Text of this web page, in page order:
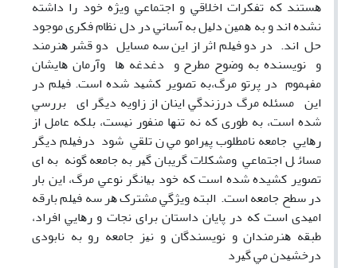
ﻫﺴﺘﻨﺪ ﻛﻪ ﺗﻔﻜﺮات اﺧﻼﻗﻲ و اﺟﺘﻤﺎﻋﻲ وﻳﮋه ﺧﻮد را داﺷﺘﻪ
ﻧﺸﺪه اﻧﺪ و ﺑﻪ ﻫﻤﻴﻦ دﻟﻴﻞ ﺑﻪ آﺳﺎﻧﻲ در دل ﻧﻈﺎم ﻓﻜﺮی ﻣﻮﺟﻮد
ﺣﻞ اﻧﺪ. در دو ﻓﻴﻠﻢ اﺛﺮ از اﻳﻦ ﺳﻪ ﻣﺴﺎﻳﻞ دو ﻗﺸﺮ ﻫﻨﺮﻣﻨﺪ
و ﻧﻮﻳﺴﻨﺪه ﺑﻪ وﺿﻮح ﻣﻄﺮح و دﻏﺪﻏﻪ ﻫﺎ وآرﻣﺎن ﻫﺎﻳﺸﺎن
مفهموم در ﭘﺮﺗﻮ ﻣﺮگ،به ﺗﺼﻮﻳﺮ ﻛﺸﻴﺪ شده اﺳﺖ. ﻓﻴﻠﻢ در
اﻳﻦ ﻣﺴﺌﻠﻪ ﻣﺮگ درزﻧﺪﮔﻲ اﻳﻨﺎن از زاوﻳﻪ دﻳﮕﺮ ای ﺑﺮرﺳﻲ
ﺷﺪه اﺳﺖ، ﺑﻪ ﻃﻮری ﻛﻪ ﻧﻪ ﺗﻨﻬﺎ ﻣﻨﻔﻮر ﻧﻴﺴﺖ، ﺑﻠﻜﻪ ﻋﺎﻣﻞ از
رﻫﺎﻳﻲ ﺟﺎﻣﻌﻪ ﻧﺎﻣﻄﻠﻮب ﭘﻴﺮاﻣﻮ ﻣﻲ ن ﺗﻠﻘﻲ ﺷﻮد درﻓﻴﻠﻢ دﻳﮕﺮ
ﻣﺴﺎﺋ ﻞ اﺟﺘﻤﺎﻋﻲ وﻣﺸﻜﻼت ﮔﺮﻳﺒﺎن ﮔﻴﺮ ﺑﻪ ﺟﺎﻣﻌﻪ ﮔﻮﻧﻪ ﺑﻪ ای
تصویر کشیده ﺷﺪه اﺳﺖ ﻛﻪ ﺧﻮد ﺑﻴﺎﻧﮕﺮ ﻧﻮﻋﻲ ﻣﺮگ، اﻳﻦ ﺑﺎر
در ﺳﻄﺢ ﺟﺎﻣﻌﻪ اﺳﺖ. اﻟﺒﺘﻪ وﻳﮋﮔﻲ ﻣﺸﺘﺮک ﻫﺮ ﺳﻪ ﻓﻴﻠﻢ ﺑﺎرﻗﻪ
اﻣﻴﺪی اﺳﺖ ﻛﻪ در ﭘﺎﻳﺎن داﺳﺘﺎن ﺑﺮای ﻧﺠﺎت و رﻫﺎﻳﻲ اﻓﺮاد،
ﻃﺒﻘﻪ ﻫﻨﺮﻣﻨﺪان و ﻧﻮﻳﺴﻨﺪﮔﺎن و ﻧﻴﺰ ﺟﺎﻣﻌﻪ رو ﺑﻪ ﻧﺎﺑﻮدی
درﺧﺸﻴﺪن ﻣﻲ ﮔﻴﺮد